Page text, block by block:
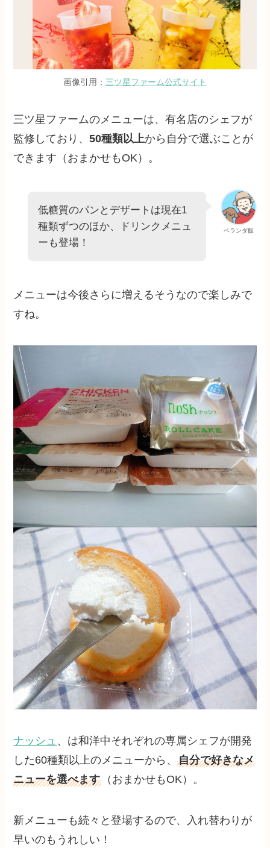
画像引用： 三ツ星ファーム公式サイト
三ツ星ファームのメニューは、有名店のシェフが
監修しており、50種類以上から自分で選ぶことが
できます（おまかせもOK）。
ベランダ飯
低糖質のパンとデザートは現在1
種類ずつのほか、ドリンクメニュ
ーも登場！
メニューは今後さらに増えるそうなので楽しみで
すね。
ナッシュ 、は和洋中それぞれの専属シェフが開発
した60種類以上のメニューから、自分で好きなメ
ニューを選べます （おまかせもOK）。
新メニューも続々と登場するので、入れ替わりが
早いのもうれしい！